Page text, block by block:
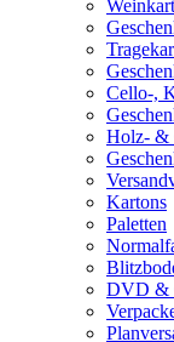
Cello-,
Holz- &
Kartons
Paletten
DVD &